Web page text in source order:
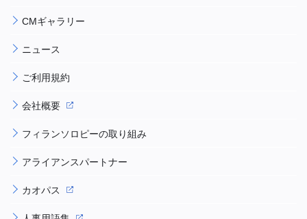
CMギャラリー
ニュース
ご利用規約
会社概要
フィランソロピーの取り組み
アライアンスパートナー
カオパス